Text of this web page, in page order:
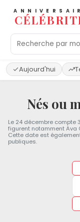
Aujourd'hui
Nés ou
Le 24 décembre compte
figurent notamment Ava
Cette date est
publiques.